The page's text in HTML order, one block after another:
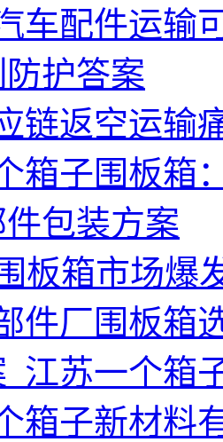
车配件运输
护答案
链返空运输
箱子围板箱
包装方案
板箱市场爆
件厂围板箱
江苏一个箱
箱子新材料